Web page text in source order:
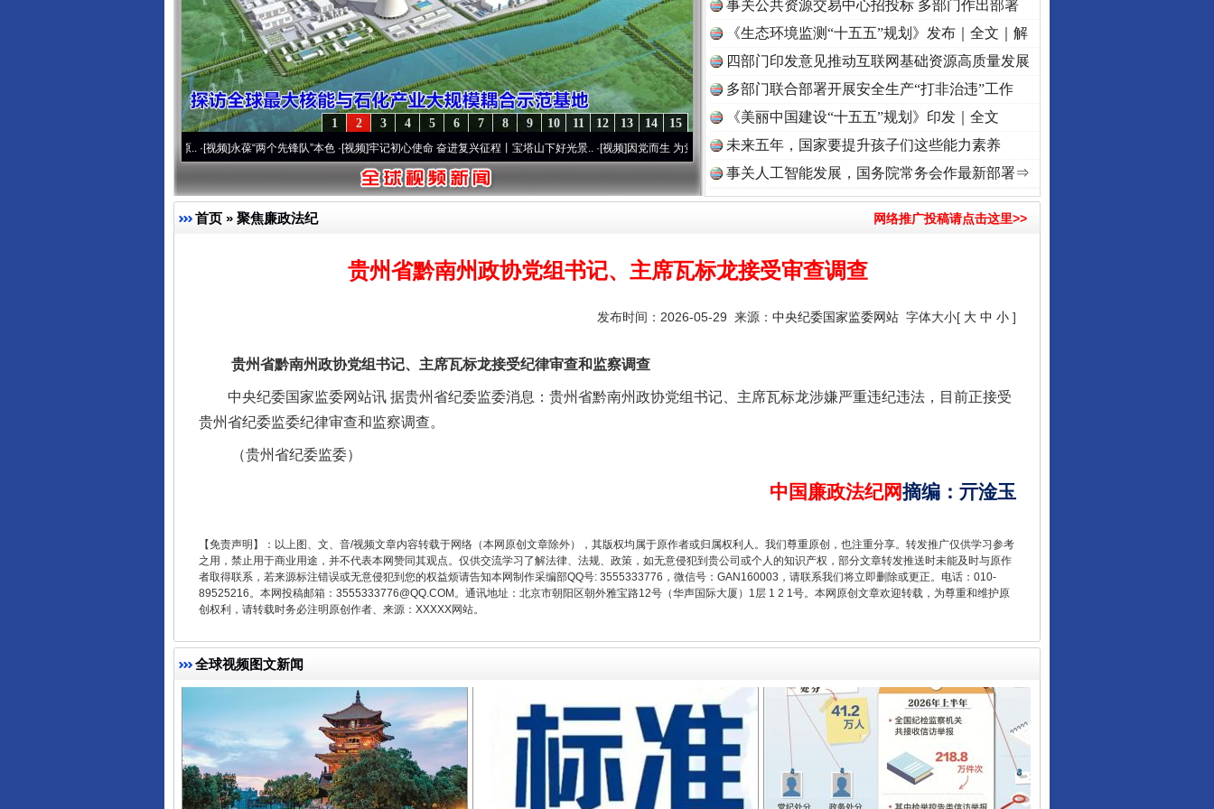
15
14
13
12
11
10
9
8
7
6
5
4
3
2
1
·[视频]永葆“两个先锋队”本色·[视频]牢记初心使命 奋进复兴征程丨宝塔山下好光景..·[视频]因党而生 为党而战——百年“纪”事⑧加强纪律..·[视频]牢记初心使命 奋进复兴征程丨“转折之城”激荡..
事关公共资源交易中心招投标 多部门作出部署
《生态环境监测“十五五”规划》发布｜全文｜解
读
四部门印发意见推动互联网基础资源高质量发展
多部门联合部署开展安全生产“打非治违”工作
《美丽中国建设“十五五”规划》印发｜全文
未来五年，国家要提升孩子们这些能力素养
事关人工智能发展，国务院常务会作最新部署⇒
首页 » 聚焦廉政法纪 网络推广投稿请点击这里>>
贵州省黔南州政协党组书记、主席瓦标龙接受审查调查
发布时间：2026-05-29 来源： 中央纪委国家监委网站 字体大小[ 大 中 小 ]
贵州省黔南州政协党组书记、主席瓦标龙接受纪律审查和监察调查
中央纪委国家监委网站讯 据贵州省纪委监委消息：贵州省黔南州政协党组书记、主席瓦标龙涉嫌严重违纪违法，目前正接受
贵州省纪委监委纪律审查和监察调查。
（贵州省纪委监委）
中国廉政法纪网摘编 ： 亓淦玉
【免责声明】：以上图、文、音/视频文章内容转载于网络（本网原创文章除外），其版权均属于原作者或归属权利人。我们尊重原创，也注重分享。转发推广仅供学习参考
之用，禁止用于商业用途，并不代表本网赞同其观点。仅供交流学习了解法律、法规、政策，如无意侵犯到贵公司或个人的知识产权，部分文章转发推送时未能及时与原作
者取得联系，若来源标注错误或无意侵犯到您的权益烦请告知本网制作采编部QQ号: 3555333776，微信号：GAN160003，请联系我们将立即删除或更正。电话：010-
89525216。本网投稿邮箱：3555333776@QQ.COM。通讯地址：北京市朝阳区朝外雅宝路12号（华声国际大厦）1层 1 2 1号。本网原创文章欢迎转载，为尊重和维护原
创权利，请转载时务必注明原创作者、来源：XXXXX网站。
全球视频图文新闻
行业协会接连发公告
东山县通报“牛蛙产品抗生素超标问题” 法徽映军营 权益有保障 让核能赋能千行百业